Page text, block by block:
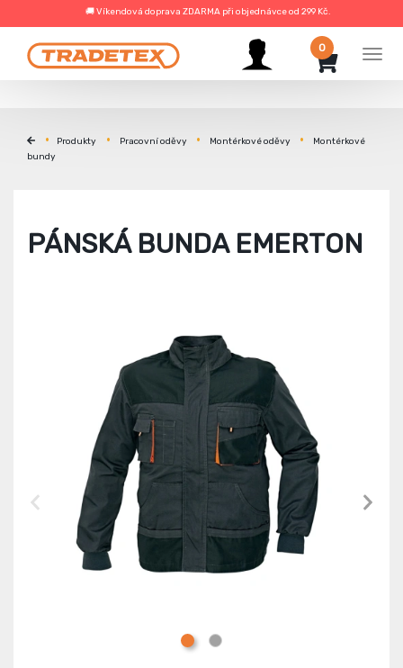
🚚 Víkendová doprava ZDARMA při objednávce od 299 Kč.
0
Produkty Pracovní oděvy Montérkové oděvy
Montérkové
bundy
PÁNSKÁ BUNDA EMERTON